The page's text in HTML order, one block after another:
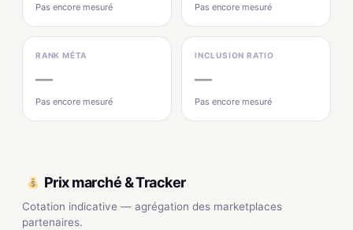
Pas encore mesuré Pas encore mesuré
RANK MÉTA
—
Pas encore mesuré
INCLUSION RATIO
—
Pas encore mesuré
Prix marché & Tracker
Cotation indicative — agrégation des marketplaces
partenaires.